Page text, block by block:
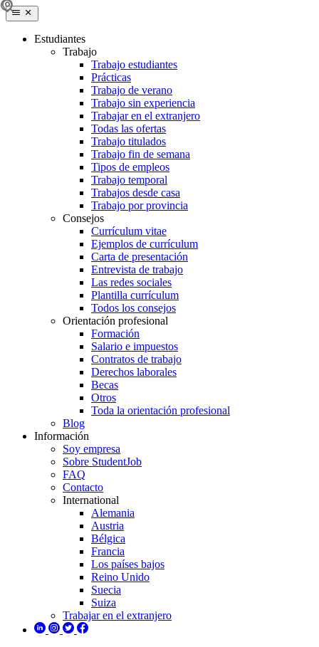
Estudiantes
Trabajo
Trabajo estudiantes
Prácticas
Trabajo de verano
Trabajo sin experiencia
Trabajar en el extranjero
Todas las ofertas
Trabajo titulados
Trabajo fin de semana
Tipos de empleos
Trabajo temporal
Trabajos desde casa
Trabajo por provincia
Consejos
Currículum vitae
Ejemplos de currículum
Carta de presentación
Entrevista de trabajo
Las redes sociales
Plantilla currículum
Todos los consejos
Orientación profesional
Formación
Salario e impuestos
Contratos de trabajo
Derechos laborales
Becas
Otros
Toda la orientación profesional
Blog
Información
Soy empresa
Sobre StudentJob
FAQ
Contacto
International
Alemania
Austria
Bélgica
Francia
Los países bajos
Reino Unido
Suecia
Suiza
Trabajar en el extranjero